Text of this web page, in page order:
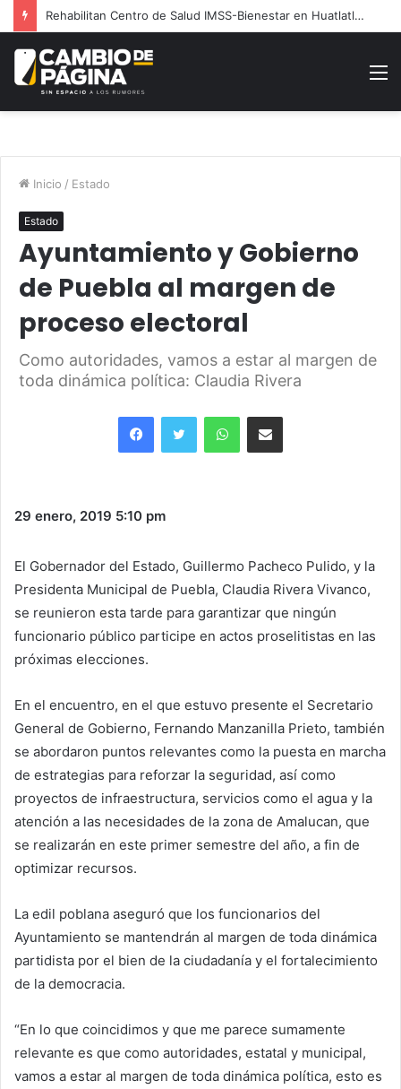
Rehabilitan Centro de Salud IMSS-Bienestar en Huatlatlauca
Inicio / Estado
Estado
Ayuntamiento y Gobierno
de Puebla al margen de
proceso electoral
Como autoridades, vamos a estar al margen de
toda dinámica política: Claudia Rivera
FacebookTwitter WhatsAppShare via Email
29 enero, 2019 5:10 pm
El Gobernador del Estado, Guillermo Pacheco Pulido, y la
Presidenta Municipal de Puebla, Claudia Rivera Vivanco,
se reunieron esta tarde para garantizar que ningún
funcionario público participe en actos proselitistas en las
próximas elecciones.
En el encuentro, en el que estuvo presente el Secretario
General de Gobierno, Fernando Manzanilla Prieto, también
se abordaron puntos relevantes como la puesta en marcha
de estrategias para reforzar la seguridad, así como
proyectos de infraestructura, servicios como el agua y la
atención a las necesidades de la zona de Amalucan, que
se realizarán en este primer semestre del año, a fin de
optimizar recursos.
La edil poblana aseguró que los funcionarios del
Ayuntamiento se mantendrán al margen de toda dinámica
partidista por el bien de la ciudadanía y el fortalecimiento
de la democracia.
“En lo que coincidimos y que me parece sumamente
relevante es que como autoridades, estatal y municipal,
vamos a estar al margen de toda dinámica política, esto es